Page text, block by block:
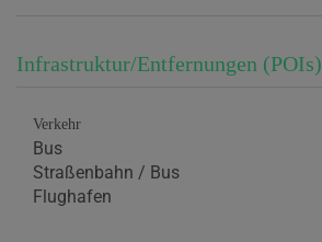
Infrastruktur/Entfernungen (POIs)
Verkehr
Bus
Straßenbahn / Bus
Flughafen